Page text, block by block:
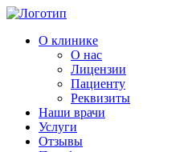
О клинике
О нас
Лицензии
Пациенту
Реквизиты
Наши врачи
Услуги
Отзывы